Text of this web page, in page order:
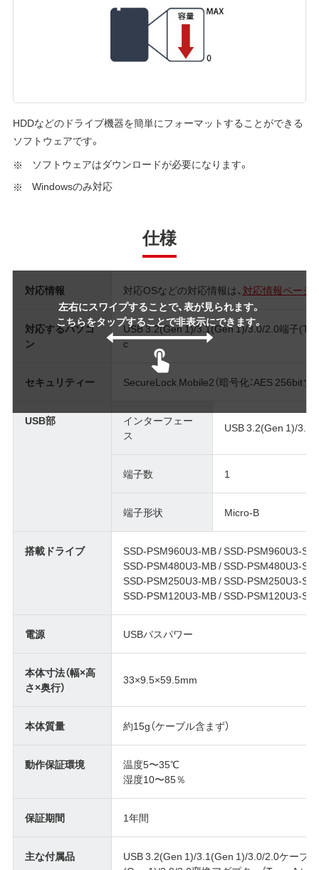
HDDなどのドライブ機器を簡単にフォーマットすることができる
ソフトウェアです。
ソフトウェアはダウンロードが必要になります。
Windowsのみ対応
仕様
左右にスワイプすることで、表が見られます。
こちらをタップすることで非表示にできます。
対応情報 対応OSなどの対応情報は、 対応情報ページ
対応するパソコ
ン
USB 3.2(Gen 1)/3.1(Gen 1)/3.0/2.0端子
c
セキュリティー SecureLock Mobile2（暗号化：AES 256bitソ
USB部
インターフェー
ス
USB 3.2(Gen 1)/
端子数 1
端子形状 Micro-B
搭載ドライブ
SSD-PSM960U3-MB / SSD-PSM960U3-
SSD-PSM480U3-MB / SSD-PSM480U3-
SSD-PSM250U3-MB / SSD-PSM250U3-
SSD-PSM120U3-MB / SSD-PSM120U3-
電源 USBバスパワー
本体寸法（幅×高
さ×奥行）
33×9.5×59.5mm
本体質量 約15g（ケーブル含まず）
動作保証環境
温度5〜35℃
湿度10〜85％
保証期間 1年間
主な付属品
USB 3.2(Gen 1)/3.1(Gen 1)/3.0/2.0ケーブル